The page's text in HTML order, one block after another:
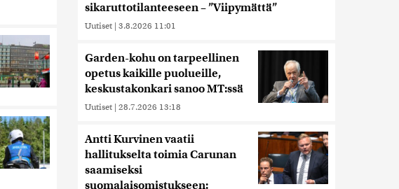
sikaruttotilanteeseen – ”Viipymättä”
Uutiset | 3.8.2026 11:01
Garden-kohu on tarpeellinen
opetus kaikille puolueille,
keskustakonkari sanoo MT:ssä
Uutiset | 28.7.2026 13:18
Antti Kurvinen vaatii
hallitukselta toimia Carunan
saamiseksi
suomalaisomistukseen: